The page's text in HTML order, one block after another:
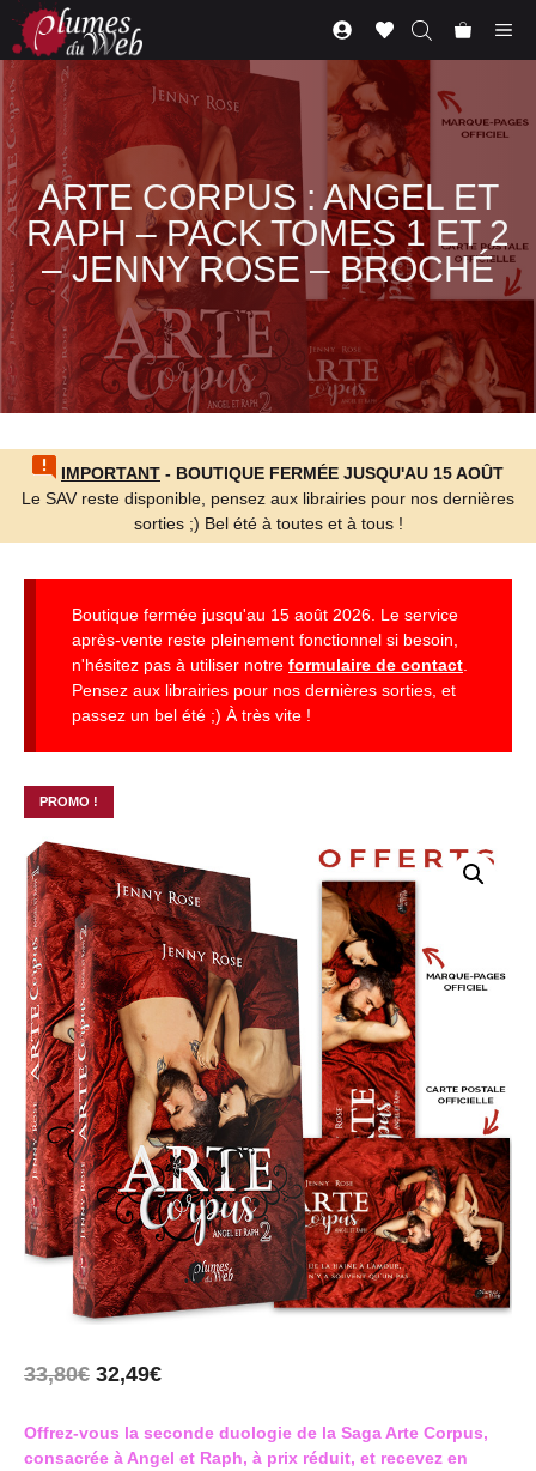
Aller
contenu
ARTE CORPUS : ANGEL ET
RAPH – PACK TOMES 1 ET 2
– JENNY ROSE – BROCHÉ
IMPORTANT - BOUTIQUE FERMÉE JUSQU'AU 15 AOÛT
Le SAV reste disponible, pensez aux librairies pour nos dernières
sorties ;) Bel été à toutes et à tous !
Boutique fermée jusqu'au 15 août 2026. Le service
après-vente reste pleinement fonctionnel si besoin,
n'hésitez pas à utiliser notre formulaire de contact
Pensez aux librairies pour nos dernières sorties, et
passez un bel été ;) À très vite !
PROMO !
33,80€ 32,49€
Offrez-vous la seconde duologie de la Saga Arte Corpus,
consacrée à Angel et Raph, à prix réduit, et recevez en